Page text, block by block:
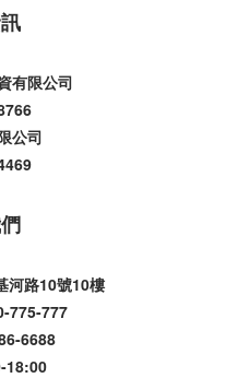
有限公司
公司
河路10號10樓
775-777
6688
18:00